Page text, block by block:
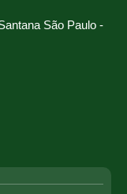
São Paulo -